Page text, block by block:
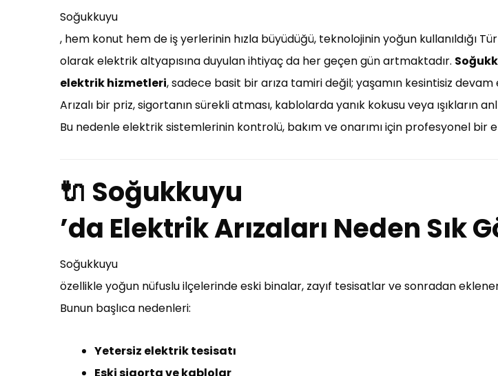
Soğukkuyu
, hem konut hem de iş yerlerinin hızla büyüdüğü, teknolojinin yoğun kullanıldığı
olarak elektrik altyapısına duyulan ihtiyaç da her geçen gün artmaktadır.
elektrik hizmetleri, sadece basit bir arıza tamiri değil; yaşamın kesintisiz
Arızalı bir priz, sigortanın sürekli atması, kablolarda yanık kokusu veya ışıkların
Bu nedenle elektrik sistemlerinin kontrolü, bakım ve onarımı için profesyonel bir
🔌 Soğukkuyu
’da Elektrik Arızaları Neden Sık
Soğukkuyu
özellikle yoğun nüfuslu ilçelerinde eski binalar, zayıf tesisatlar ve sonradan
Bunun başlıca nedenleri:
Yetersiz elektrik tesisatı